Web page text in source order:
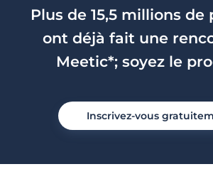
Plus de 15,5 millions de
ont déjà fait une
Meetic*; soyez le
Inscrivez-vous